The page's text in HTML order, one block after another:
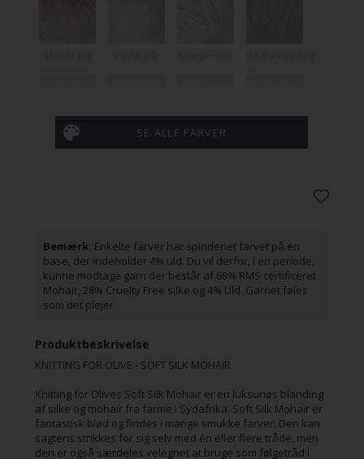
Tordensky
Rust
Brændt
orange
Hokkaido Blodappelsin
SE ALLE FARVER
Bemærk: Enkelte farver har spinderiet farvet på en
base, der indeholder 4% uld. Du vil derfor, i en periode,
kunne modtage garn der består af 68% RMS certificeret
Mohair, 28% Cruelty Free silke og 4% Uld. Garnet føles
som det plejer.
Produktbeskrivelse
KNITTING FOR OLIVE - SOFT SILK MOHAIR
Knitting for Olives Soft Silk Mohair er en luksuriøs blanding
af silke og mohair fra farme i Sydafrika. Soft Silk Mohair er
fantastisk blød og findes i mange smukke farver. Den kan
sagtens strikkes for sig selv med én eller flere tråde, men
den er også særdeles velegnet at bruge som følgetråd i